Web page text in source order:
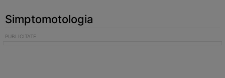
Simptomotologia